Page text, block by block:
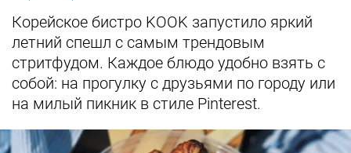
Корейское бистро KOOK запустило яркий
летний спешл с самым трендовым
стритфудом. Каждое блюдо удобно взять с
собой: на прогулку с друзьями по городу или
на милый пикник в стиле Pinterest.